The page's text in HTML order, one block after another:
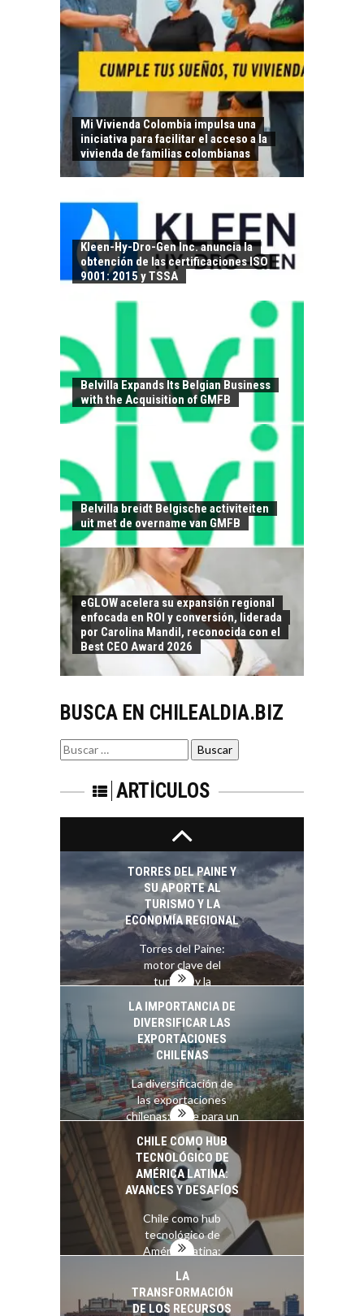
Mi Vivienda Colombia impulsa una
iniciativa para facilitar el acceso a la
vivienda de familias colombianas
Kleen-Hy-Dro-Gen Inc. anuncia la
obtención de las certificaciones ISO
9001: 2015 y TSSA
Belvilla Expands Its Belgian Business
with the Acquisition of GMFB
Belvilla breidt Belgische activiteiten
uit met de overname van GMFB
eGLOW acelera su expansión regional
enfocada en ROI y conversión, liderada
por Carolina Mandil, reconocida con el
Best CEO Award 2026
BUSCA EN CHILEALDIA.BIZ
Buscar
por:
ARTÍCULOS
TECNOLÓGICO DE
AMÉRICA LATINA:
AVANCES Y DESAFÍOS
Chile como hub
tecnológico de
avances y desafíos…
LA
TRANSFORMACIÓN
DE LOS RECURSOS
HUMANOS EN LAS
EMPRESAS
CHILENAS
La transformación
estratégica de los
recursos humanos en
las empresas…
FINANCIAMIENTO
PARA PYMES EN
CHILE:
ALTERNATIVAS MÁS
ALLÁ DEL CRÉDITO
Financiamiento para
alternativas que
trascienden el
EL CRECIMIENTO DE
LOS SERVICIOS
EXPORTADOS DESDE
CHILE
El auge de las
servicios digitales en
Chile:…
TORRES DEL PAINE Y
SU APORTE AL
TURISMO Y LA
ECONOMÍA REGIONAL
Torres del Paine:
motor clave del
turismo y la
LA IMPORTANCIA DE
DIVERSIFICAR LAS
EXPORTACIONES
CHILENAS
La diversificación de
las exportaciones
chilenas: clave para un
crecimiento…
CHILE COMO HUB
TECNOLÓGICO DE
AMÉRICA LATINA:
AVANCES Y DESAFÍOS
Chile como hub
tecnológico de
América Latina:
LA
TRANSFORMACIÓN
DE LOS RECURSOS